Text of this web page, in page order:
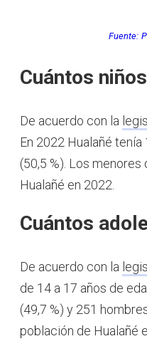
Fuente:
Cuántos
De acuerdo con la
En 2022 Hualañé
(50,5 %). Los
Hualañé en 2022.
Cuántos
De acuerdo con la
de 14 a 17 años de
(49,7 %) y 251
población de Hualañé